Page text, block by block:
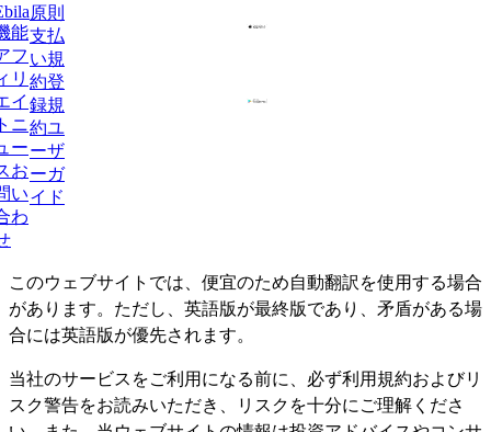
能
フ
リ
イ
ニ
ー
お
い
わ
原則
支払
い規
約登
録規
約ユ
ーザ
ーガ
イド
このウェブサイトでは、便宜のため自動翻訳を使用する場合
があります。ただし、英語版が最終版であり、矛盾がある場
合には英語版が優先されます。
当社のサービスをご利用になる前に、必ず利用規約およびリ
スク警告をお読みいただき、リスクを十分にご理解くださ